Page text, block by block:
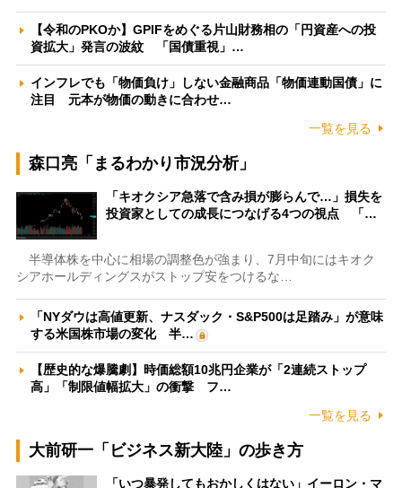
【令和のPKOか】GPIFをめぐる片山財務相の「円資産への投
資拡大」発言の波紋 「国債重視」…
インフレでも「物価負け」しない金融商品「物価連動国債」に
注目 元本が物価の動きに合わせ…
一覧を見る
森口亮「まるわかり市況分析」
「キオクシア急落で含み損が膨らんで…」損失を
投資家としての成長につなげる4つの視点 「…
半導体株を中心に相場の調整色が強まり、7月中旬にはキオク
シアホールディングスがストップ安をつけるな…
「NYダウは高値更新、ナスダック・S&P500は足踏み」が意味
する米国株市場の変化 半…
【歴史的な爆騰劇】時価総額10兆円企業が「2連続ストップ
高」「制限値幅拡大」の衝撃 フ…
一覧を見る
大前研一「ビジネス新大陸」の歩き方
「いつ暴発してもおかしくはない」イーロン・マ